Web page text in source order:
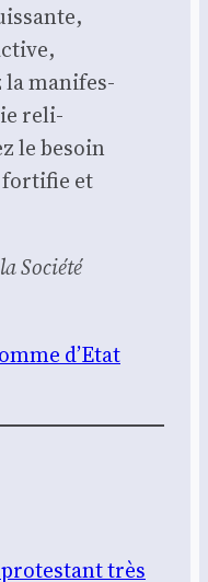
la mani­fes­
reli­
le besoin
for­ti­fie et
Socié­té
d’Etat
très